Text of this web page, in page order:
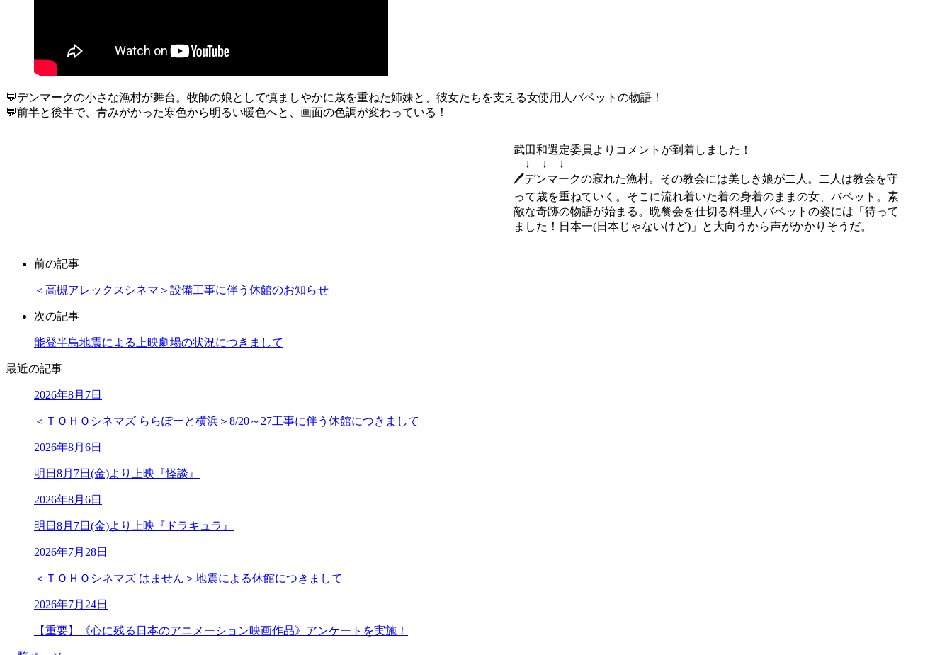
💬デンマークの小さな漁村が舞台。牧師の娘として慎ましやかに歳を重ねた姉妹と、彼女たちを支える女使用人バベットの物語！
💬前半と後半で、青みがかった寒色から明るい暖色へと、画面の色調が変わっている！
武田和選定委員よりコメントが到着しました！
↓ ↓ ↓
🖊デンマークの寂れた漁村。その教会には美しき娘が二人。二人は教会を守
って歳を重ねていく。そこに流れ着いた着の身着のままの女、バベット。素
敵な奇跡の物語が始まる。晩餐会を仕切る料理人バベットの姿には「待って
ました！日本一(日本じゃないけど)」と大向うから声がかかりそうだ。
前の記事
＜高槻アレックスシネマ＞設備工事に伴う休館のお知らせ
次の記事
能登半島地震による上映劇場の状況につきまして
最近の記事
2026年8月7日
＜ＴＯＨＯシネマズ ららぽーと横浜＞8/20～27工事に伴う休館につきまして
2026年8月6日
明日8月7日(金)より上映『怪談』
2026年8月6日
明日8月7日(金)より上映『ドラキュラ』
2026年7月28日
＜ＴＯＨＯシネマズ はません＞地震による休館につきまして
2026年7月24日
【重要】《心に残る日本のアニメーション映画作品》アンケートを実施！